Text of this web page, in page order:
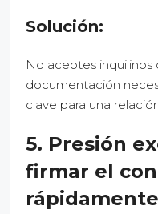
Solución:
No aceptes
documentación
clave para una
5. Presión
firmar el
rápidamente